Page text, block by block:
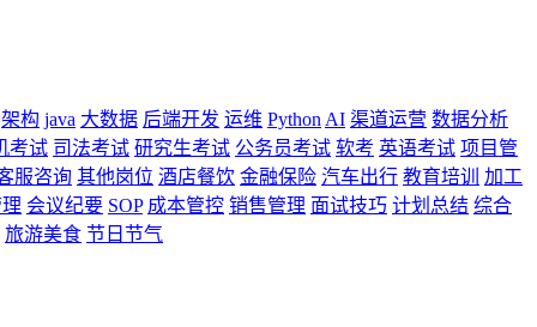
架构 java 大数据 后端开发 运维 Python AI 渠道运营 数据分析
考试 司法考试 研究生考试 公务员考试 软考 英语考试 项目管
服咨询 其他岗位 酒店餐饮 金融保险 汽车出行 教育培训
加工
会议纪要 SOP 成本管控 销售管理 面试技巧 计划总结 综合
旅游美食 节日节气